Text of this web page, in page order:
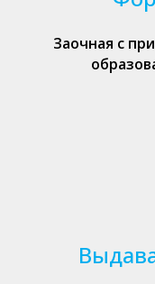
Заочная с